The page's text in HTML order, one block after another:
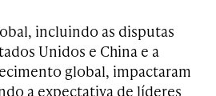
incluindo as disputas
Unidos e China e a
global, impactaram
a expectativa de líderes